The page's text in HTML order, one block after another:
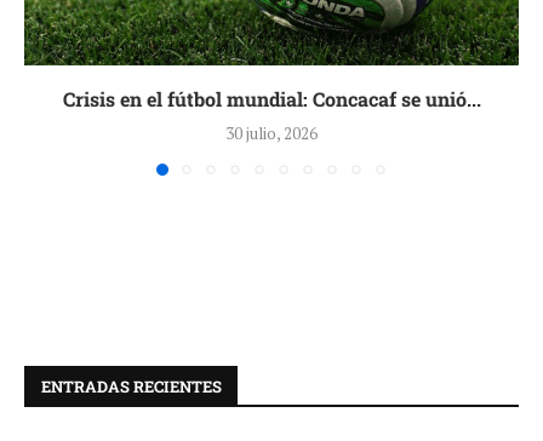
Crisis en el fútbol mundial: Concacaf se unió...
30 julio, 2026
ENTRADAS RECIENTES